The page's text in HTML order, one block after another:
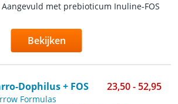
Aangevuld met prebioticum Inuline-FOS
Bekijken
Dophilus + FOS 23,50 - 52,95
Formulas